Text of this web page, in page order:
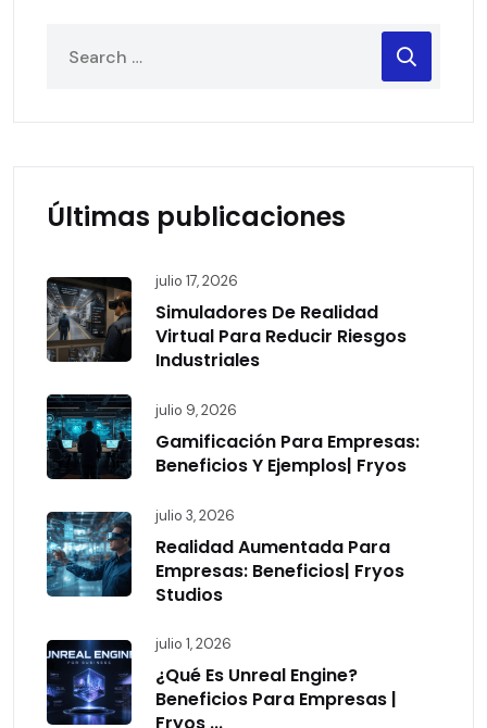
Últimas publicaciones
julio 17, 2026
Simuladores De Realidad
Virtual Para Reducir Riesgos
Industriales
julio 9, 2026
Gamificación Para Empresas:
Beneficios Y Ejemplos| Fryos
julio 3, 2026
Realidad Aumentada Para
Empresas: Beneficios| Fryos
Studios
julio 1, 2026
¿Qué Es Unreal Engine?
Beneficios Para Empresas |